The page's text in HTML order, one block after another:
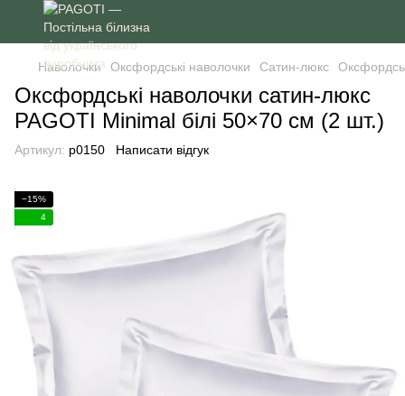
Наволочки Оксфордські наволочки Сатин-люкс
Оксфордські наволочки сатин-люкс
PAGOTI Minimal білі 50×70 см (2 шт.)
Артикул: p0150 Написати відгук
−15%
4